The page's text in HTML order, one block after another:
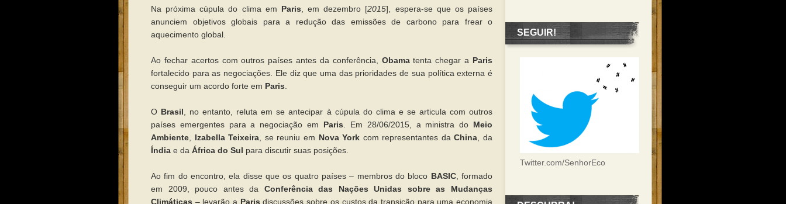
Na próxima cúpula do clima em Paris , em dezembro [2015], espera-se que os países
anunciem objetivos globais para a redução das emissões de carbono para frear o
aquecimento global.
Ao fechar acertos com outros países antes da conferência, Obamatenta chegar a Paris
fortalecido para as negociações. Ele diz que uma das prioridades de sua política externa é
conseguir um acordo forte em Paris
O Brasil , no entanto, reluta em se antecipar à cúpula do clima e se articula com outros
países emergentes para a negociação em Paris . Em 28/06/2015, a ministra do Meio
Ambiente
Izabella Teixeira , se reuniu em Nova York com representantes daChina , da
Índia e da África do Sul para discutir suas posições.
Ao fim do encontro, ela disse que os quatro países – membros do bloco BASIC, formado
em 2009, pouco antes da Conferência das Nações Unidas sobre as Mudanças
Climáticas – levarão a Parisdiscussões sobre os custos da transição para uma economia
SEGUIR!
Twitter.com/SenhorEco